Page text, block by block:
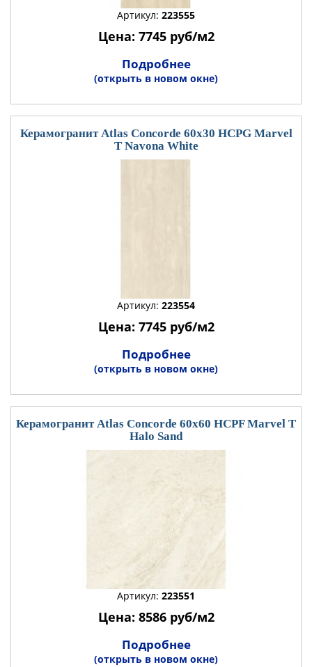
Артикул: 223555
Цена: 7745 руб/м2
Подробнее
(открыть в новом окне)
Керамогранит Atlas Concorde 60x30 HCPG Marvel
T Navona White
Артикул: 223554
Цена: 7745 руб/м2
Подробнее
(открыть в новом окне)
Керамогранит Atlas Concorde 60x60 HCPF Marvel T
Halo Sand
Артикул: 223551
Цена: 8586 руб/м2
Подробнее
(открыть в новом окне)